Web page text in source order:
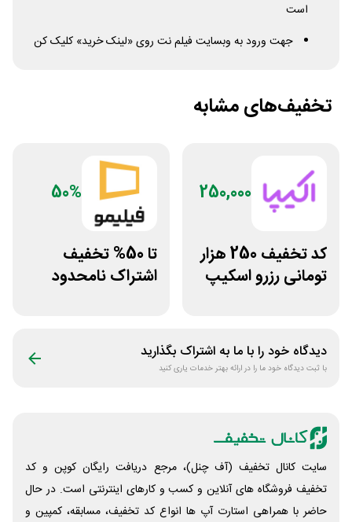
است
جهت ورود به وبسایت فیلم نت روی «لینک خرید» کلیک کن
تخفیف‌های مشابه
250,000
کد تخفیف 250 هزار
تومانی رزرو اسکیپ
50%
تا 50% تخفیف
اشتراک نامحدود
دیدگاه خود را با ما به اشتراک بگذارید
با ثبت دیدگاه خود ما را در ارائه بهتر خدمات یاری کنید
سایت کانال تخفیف (آف چنل)، مرجع دریافت رایگان کوپن و کد
تخفیف فروشگاه های آنلاین و کسب و‌ کارهای اینترنتی است. در حال
حاضر با همراهی استارت آپ ها انواع کد تخفیف، مسابقه، کمپین و